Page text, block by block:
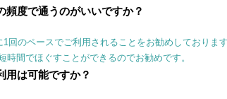
頻度で通うのがいいですか？
1回のペースでご利用されることをお勧めしておりま
時間でほぐすことができるのでお勧めです。
用は可能ですか？